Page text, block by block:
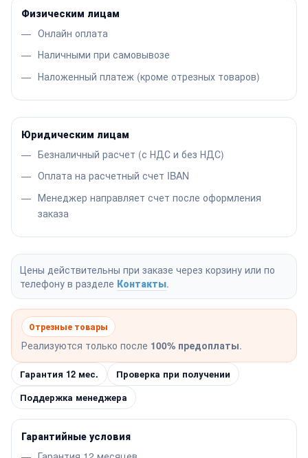
Физическим лицам
Онлайн оплата
Наличными при самовывозе
Наложенный платеж (кроме отрезных товаров)
Юридическим лицам
Безналичный расчет (с НДС и без НДС)
Оплата на расчетный счет IBAN
Менеджер направляет счет после оформления
заказа
Цены действительны при заказе через корзину или по
телефону в разделе Контакты.
Отрезные товары
Реализуются только после 100% предоплаты.
Гарантия 12 мес.
Проверка при получении
Поддержка менеджера
Гарантийные условия